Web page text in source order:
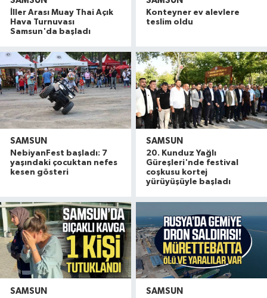
İller Arası Muay Thai Açık
Hava Turnuvası
Samsun'da başladı
Konteyner ev alevlere
teslim oldu
SAMSUN
NebiyanFest başladı: 7
yaşındaki çocuktan nefes
kesen gösteri
SAMSUN
20. Kunduz Yağlı
Güreşleri'nde festival
coşkusu kortej
yürüyüşüyle başladı
SAMSUN SAMSUN